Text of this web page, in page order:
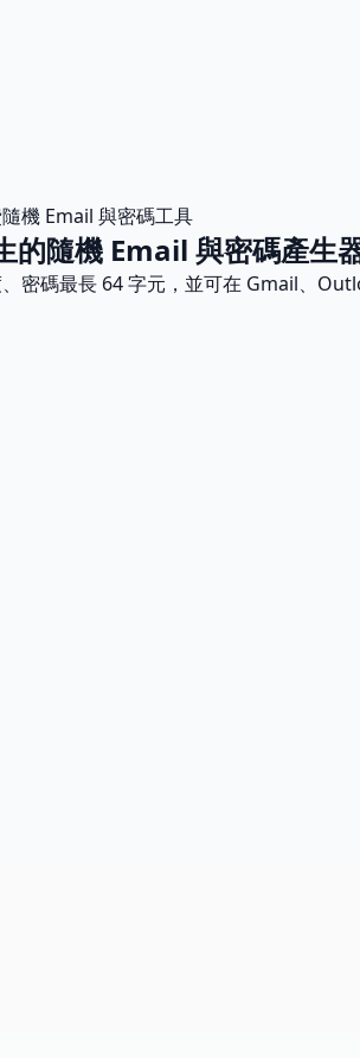
機 Email 與密碼工具
的隨機 Email 與密碼產生
密碼最長 64 字元，並可在 Gmail、